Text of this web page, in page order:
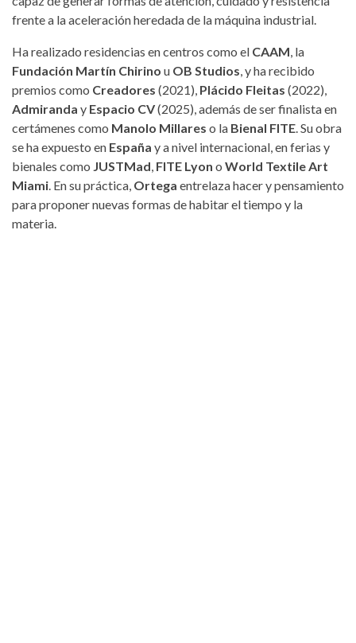
frente a la aceleración heredada de la máquina industrial.
Ha realizado residencias en centros como el CAAM , la
Fundación Martín Chirino u OB Studios , y ha recibido
premios como Creadores (2021), Plácido Fleitas (2022),
Admiranda y Espacio CV(2025), además de ser finalista en
certámenes como Manolo Millares o la Bienal FITE . Su obra
se ha expuesto en España y a nivel internacional, en ferias y
bienales como JUSTMad FITE Lyon o World Textile Art
Miami . En su práctica, Ortega entrelaza hacer y pensamiento
para proponer nuevas formas de habitar el tiempo y la
materia.